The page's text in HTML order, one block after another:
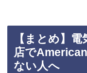
【まとめ】
店で
ない人へ